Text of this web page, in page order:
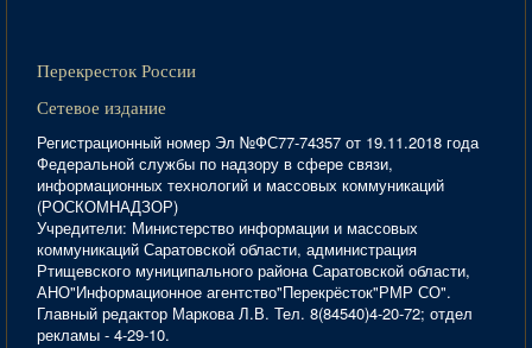
Перекресток России
Сетевое издание
Регистрационный номер Эл №ФС77-74357 от 19.11.2018 года
Федеральной службы по надзору в сфере связи,
информационных технологий и массовых коммуникаций
(РОСКОМНАДЗОР)
Учредители: Министерство информации и массовых
коммуникаций Саратовской области, администрация
Ртищевского муниципального района Саратовской области,
АНО"Информационное агентство"Перекрёсток"РМР СО".
Главный редактор Маркова Л.В. Тел. 8(84540)4-20-72; отдел
рекламы - 4-29-10.